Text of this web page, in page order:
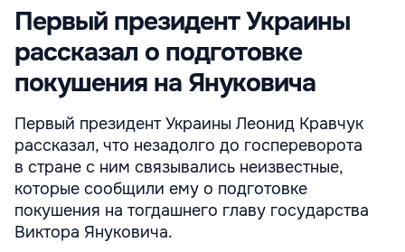
Первый президент Украины
рассказал о подготовке
покушения на Януковича
Первый президент Украины Леонид Кравчук
рассказал, что незадолго до госпереворота
в стране с ним связывались неизвестные,
которые сообщили ему о подготовке
покушения на тогдашнего главу государства
Виктора Януковича.